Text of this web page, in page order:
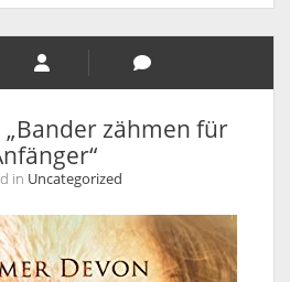
„Bander zähmen für
in Uncategorized